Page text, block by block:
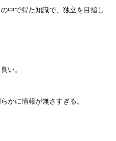
中で得た知識で、独立を目指し
い。
かに情報が無さすぎる。